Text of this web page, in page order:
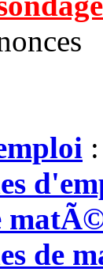
de